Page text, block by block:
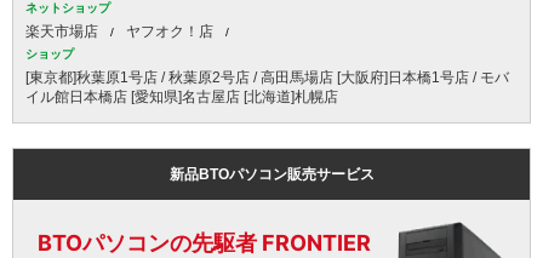
ネットショップ
楽天市場店 ヤフオク！店
ショップ
[東京都]秋葉原1号店 / 秋葉原2号店 / 高田馬場店 [大阪府]日本橋1号店 / モバ
イル館日本橋店 [愛知県]名古屋店 [北海道]札幌店
新品BTOパソコン販売サービス
BTOパソコンの先駆者 FRONTIER